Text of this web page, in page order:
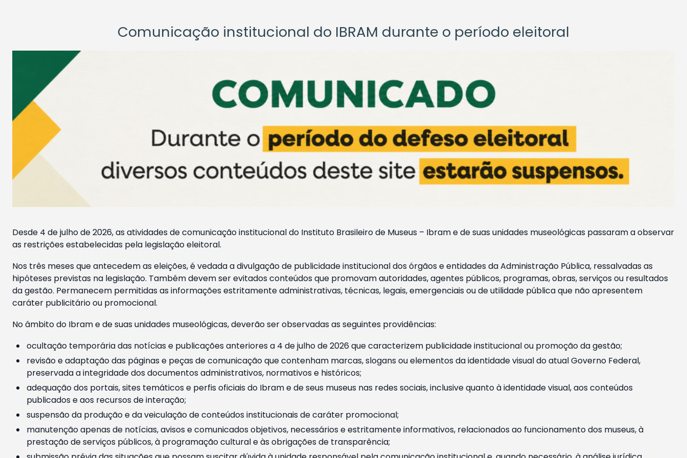
Comunicação institucional do IBRAM durante o período eleitoral
Desde 4 de julho de 2026, as atividades de comunicação institucional do Instituto Brasileiro de Museus – Ibram e de suas unidades museológicas passaram a observar
as restrições estabelecidas pela legislação eleitoral.
Nos três meses que antecedem as eleições, é vedada a divulgação de publicidade institucional dos órgãos e entidades da Administração Pública, ressalvadas as
hipóteses previstas na legislação. Também devem ser evitados conteúdos que promovam autoridades, agentes públicos, programas, obras, serviços ou resultados
da gestão. Permanecem permitidas as informações estritamente administrativas, técnicas, legais, emergenciais ou de utilidade pública que não apresentem
caráter publicitário ou promocional.
No âmbito do Ibram e de suas unidades museológicas, deverão ser observadas as seguintes providências:
ocultação temporária das notícias e publicações anteriores a 4 de julho de 2026 que caracterizem publicidade institucional ou promoção da gestão;
revisão e adaptação das páginas e peças de comunicação que contenham marcas, slogans ou elementos da identidade visual do atual Governo Federal,
preservada a integridade dos documentos administrativos, normativos e históricos;
adequação dos portais, sites temáticos e perfis oficiais do Ibram e de seus museus nas redes sociais, inclusive quanto à identidade visual, aos conteúdos
publicados e aos recursos de interação;
suspensão da produção e da veiculação de conteúdos institucionais de caráter promocional;
manutenção apenas de notícias, avisos e comunicados objetivos, necessários e estritamente informativos, relacionados ao funcionamento dos museus, à
prestação de serviços públicos, à programação cultural e às obrigações de transparência;